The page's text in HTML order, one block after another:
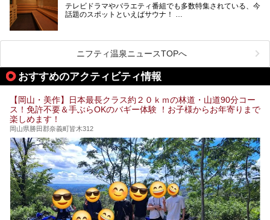
テレビドラマやバラエティ番組でも多数特集されている、今
話題のスポットといえばサウナ！
今回は、岡山県でサウナがおすすめの温泉や銭湯、スパを厳
選してご紹介！
血流が良くなるだけでなく美容効果やリラックス効果も期待
ニフティ温泉ニュースTOPへ
おすすめのアクティビティ情報
【岡山・美作】日本最長クラス約２０ｋｍの林道・山道90分コー
ス！免許不要＆手ぶらOKのバギー体験 ！お子様からお年寄りまで
楽しめます！
岡山県勝田郡奈義町皆木312